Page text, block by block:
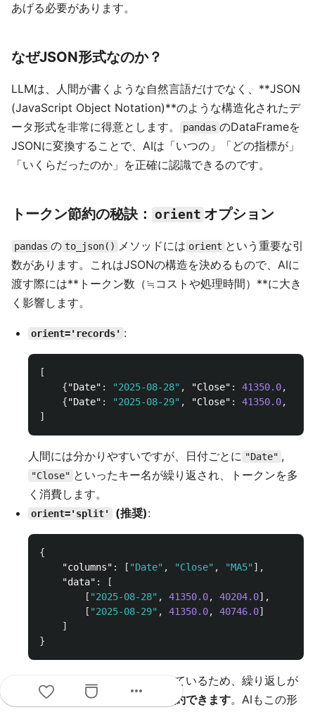
あげる必要があります。
なぜJSON形式なのか？
LLMは、人間が書くような自然言語だけでなく、**JSON
(JavaScript Object Notation)**のような構造化されたデ
ータ形式を非常に得意とします。
pandas のDataFrameを
JSONに変換することで、AIは「いつの」「どの指標が」
「いくらだったのか」を正確に認識できるのです。
トークン節約の秘訣： orient オプション
pandas の to_json() メソッドには orient という重要な引
数があります。これはJSONの構造を決めるもので、AIに
渡す際には**トークン数（≒コストや処理時間）**に大き
く影響します。
orient='records' :
[
{"Date" : "2025-08-28" , "Close" : 41350.0,
{"Date" : "2025-08-29" , "Close" : 41350.0,
]
人間には分かりやすいですが、日付ごとに "Date" ,
"Close" といったキー名が繰り返され、トークンを多
く消費します。
orient='split' (推奨):
{
"columns" : [ "Date" , "Close" , "MA5" ],
"data" :
[
[ "2025-08-28" , 41350.0, 40204.0],
[ "2025-08-29" , 41350.0, 40746.0]
]
}
カラム名とデータが分離されているため、繰り返しが
無く、
圧倒的にトークンを節約できます。AIもこの形
more_horiz